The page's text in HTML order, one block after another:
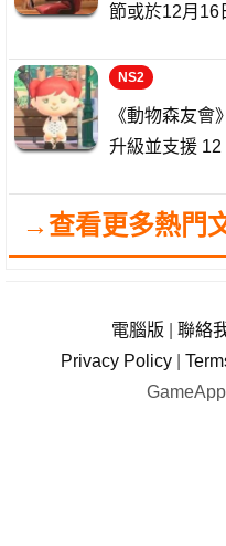
節或於12月16
NS2
《動物森友
升級並支援 12
→查看更多熱門
電腦版 聯絡
Privacy Policy